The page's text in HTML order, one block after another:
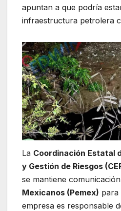
apuntan a que podría
infraestructura petrolera
La Coordinación Estatal
y Gestión de Riesgos
se mantiene
Mexicanos (Pemex) para
empresa es responsable